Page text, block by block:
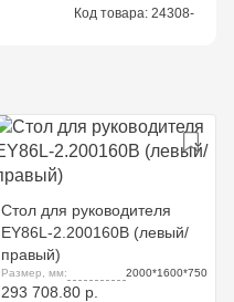
Код товара: 24308-
Стол для руководителя
EY86L-2.200160B (левый/
правый)
Размер, мм: 2000*1600*750
293 708.80 р.